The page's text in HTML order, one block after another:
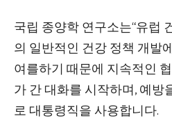
국립 종양학 연구소는“유럽
의 일반적인 건강 정책 개발
여를하기 때문에 지속적인
가 간 대화를 시작하며, 예
로 대통령직을 사용합니다.